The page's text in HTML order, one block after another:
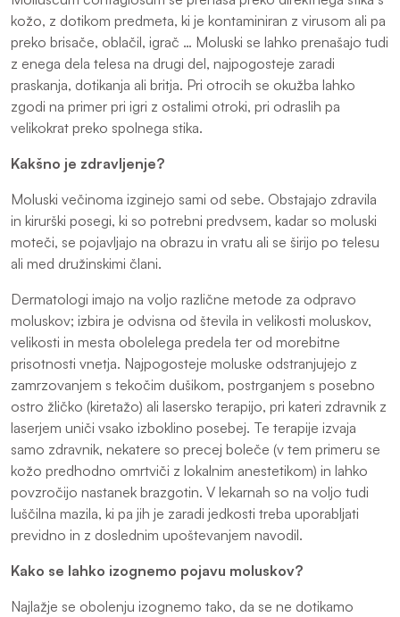
kožo, z dotikom predmeta, ki je kontaminiran z virusom ali pa
preko brisače, oblačil, igrač … Moluski se lahko prenašajo tudi
z enega dela telesa na drugi del, najpogosteje zaradi
praskanja, dotikanja ali britja. Pri otrocih se okužba lahko
zgodi na primer pri igri z ostalimi otroki, pri odraslih pa
velikokrat preko spolnega stika.
Kakšno je zdravljenje?
Moluski večinoma izginejo sami od sebe. Obstajajo zdravila
in kirurški posegi, ki so potrebni predvsem, kadar so moluski
moteči, se pojavljajo na obrazu in vratu ali se širijo po telesu
ali med družinskimi člani.
Dermatologi imajo na voljo različne metode za odpravo
moluskov; izbira je odvisna od števila in velikosti moluskov,
velikosti in mesta obolelega predela ter od morebitne
prisotnosti vnetja. Najpogosteje moluske odstranjujejo z
zamrzovanjem s tekočim dušikom, postrganjem s posebno
ostro žličko (kiretažo) ali lasersko terapijo, pri kateri zdravnik z
laserjem uniči vsako izboklino posebej. Te terapije izvaja
samo zdravnik, nekatere so precej boleče (v tem primeru se
kožo predhodno omrtviči z lokalnim anestetikom) in lahko
povzročijo nastanek brazgotin. V lekarnah so na voljo tudi
luščilna mazila, ki pa jih je zaradi jedkosti treba uporabljati
previdno in z doslednim upoštevanjem navodil.
Kako se lahko izognemo pojavu moluskov?
Najlažje se obolenju izognemo tako, da se ne dotikamo